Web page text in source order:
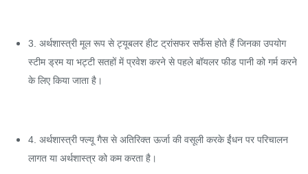
3. अर्थशास्त्री मूल रूप से ट्यूबलर हीट ट्रांसफर सर्फेस होते हैं जिनका उपयोग
स्टीम ड्रम या भट्टी सतहों में प्रवेश करने से पहले बॉयलर फीड पानी को गर्म करने
के लिए किया जाता है।
4. अर्थशास्त्री फ्ल्यू गैस से अतिरिक्त ऊर्जा की वसूली करके ईंधन पर परिचालन
लागत या अर्थशास्त्र को कम करता है।